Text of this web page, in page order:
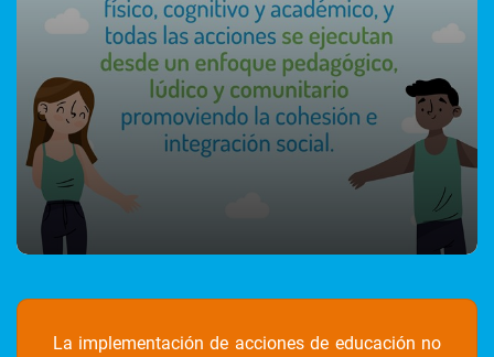
La implementación de acciones de educación no